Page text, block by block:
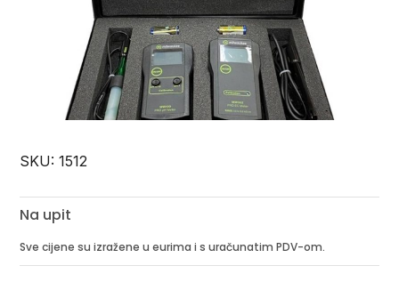
SKU:1512
Na upit
Sve cijene su izražene u eurima i s uračunatim PDV-om.